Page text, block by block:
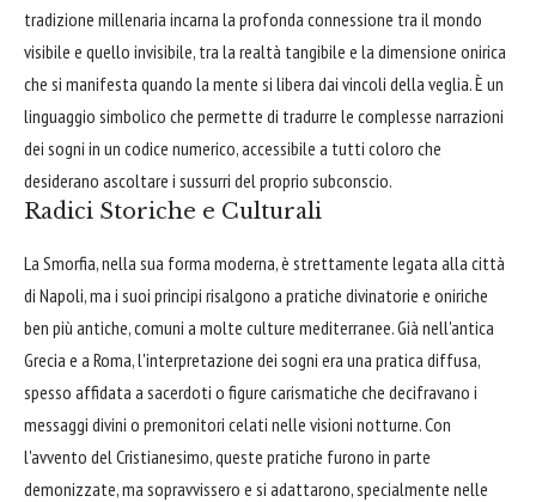
tradizione millenaria incarna la profonda connessione tra il mondo
visibile e quello invisibile, tra la realtà tangibile e la dimensione onirica
che si manifesta quando la mente si libera dai vincoli della veglia. È un
linguaggio simbolico che permette di tradurre le complesse narrazioni
dei sogni in un codice numerico, accessibile a tutti coloro che
desiderano ascoltare i sussurri del proprio subconscio.
Radici Storiche e Culturali
La Smorfia, nella sua forma moderna, è strettamente legata alla città
di Napoli, ma i suoi principi risalgono a pratiche divinatorie e oniriche
ben più antiche, comuni a molte culture mediterranee. Già nell'antica
Grecia e a Roma, l'interpretazione dei sogni era una pratica diffusa,
spesso affidata a sacerdoti o figure carismatiche che decifravano i
messaggi divini o premonitori celati nelle visioni notturne. Con
l'avvento del Cristianesimo, queste pratiche furono in parte
demonizzate, ma sopravvissero e si adattarono, specialmente nelle